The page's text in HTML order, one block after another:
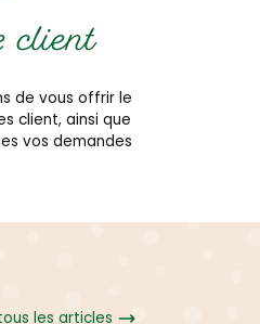
de vous offrir le
client, ainsi que
vos demandes
les articles